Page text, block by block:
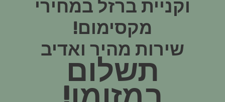
וקניית ברזל במחירי
מקסימום!
שירות מהיר ואדיב
תשלום